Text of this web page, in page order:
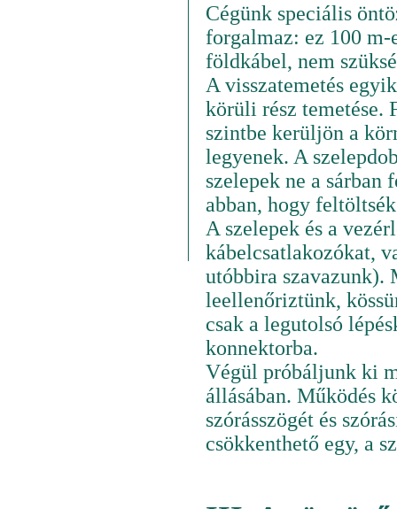
Cégünk speciális
forgalmaz: ez 100 m-
földkábel, nem
A visszatemetés
körüli rész temetése.
szintbe kerüljön a
legyenek. A
szelepek ne a sárban
abban, hogy
A szelepek és a
kábelcsatlakozókat,
utóbbira szavazunk).
leellenőriztünk,
csak a legutolsó
konnektorba.
Végül próbáljunk ki
állásában. Működés
szórásszögét és
csökkenthető egy, a